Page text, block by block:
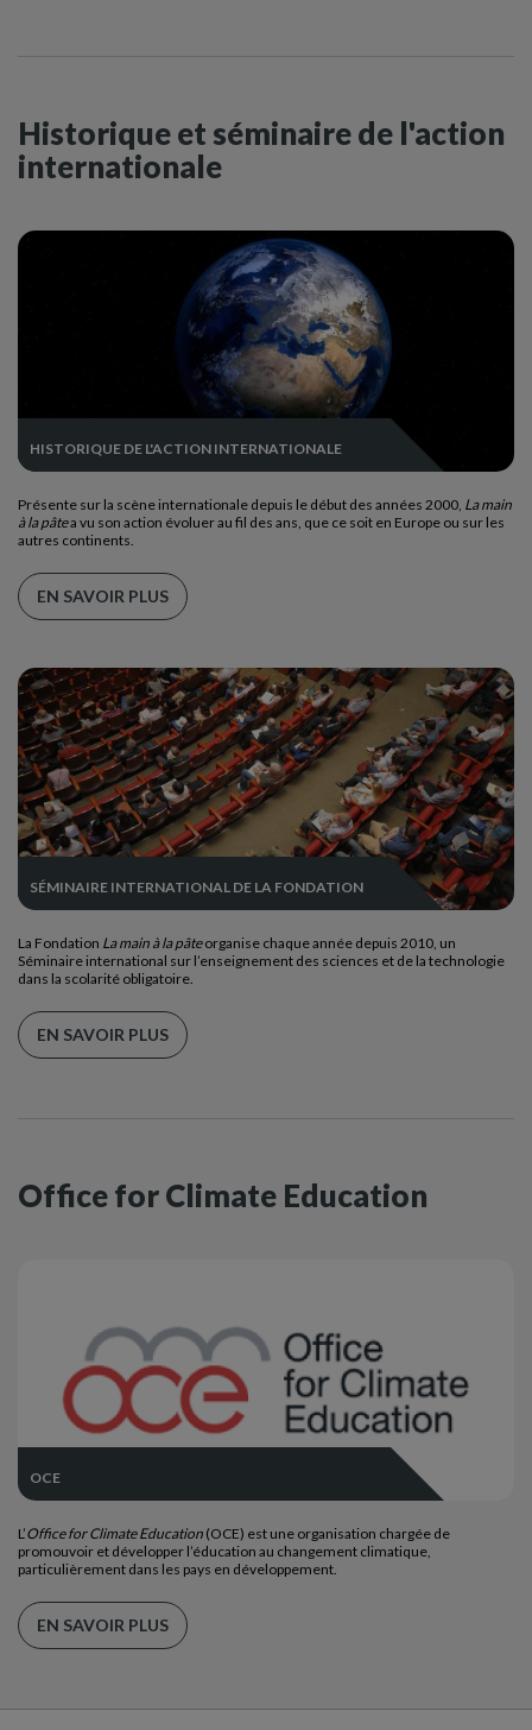
Historique et séminaire de l'action
internationale
HISTORIQUE DE L'ACTION INTERNATIONALE
Présente sur la scène internationale depuis le début des années 2000, La main
à la pâtea vu son action évoluer au fil des ans, que ce soit en Europe ou sur les
autres continents.
EN SAVOIR PLUS
SÉMINAIRE INTERNATIONAL DE LA FONDATION
La Fondation La main à la pâteorganise chaque année depuis 2010, un
Séminaire international sur l’enseignement des sciences et de la technologie
dans la scolarité obligatoire.
EN SAVOIR PLUS
Office for Climate Education
OCE
L’Office for Climate Education (OCE) est une organisation chargée de
promouvoir et développer l’éducation au changement climatique,
particulièrement dans les pays en développement.
EN SAVOIR PLUS